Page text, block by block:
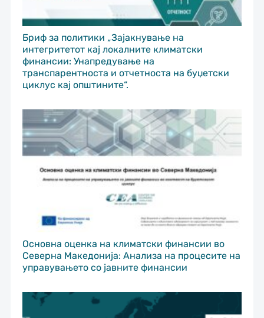
Бриф за политики „Зајакнување на
интегритетот кај локалните климатски
финансии: Унапредување на
транспарентноста и отчетноста на буџетски
циклус кај општините“.
Основна оценка на климатски финансии во
Северна Македонија: Анализа на процесите на
управувањето со јавните финансии